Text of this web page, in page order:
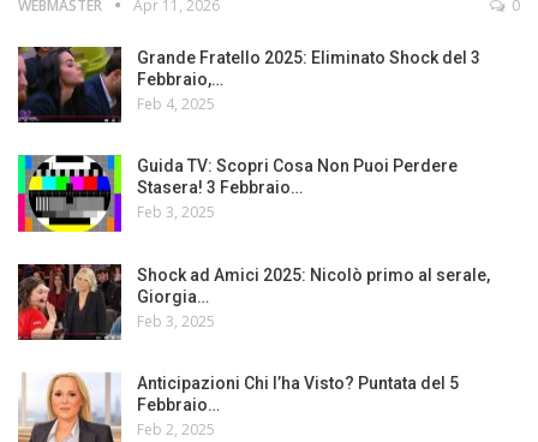
WEBMASTER Apr 11, 2026 0
Grande Fratello 2025: Eliminato Shock del 3
Febbraio,…
Feb 4, 2025
Guida TV: Scopri Cosa Non Puoi Perdere
Stasera! 3 Febbraio…
Feb 3, 2025
Shock ad Amici 2025: Nicolò primo al serale,
Giorgia…
Feb 3, 2025
Anticipazioni Chi l’ha Visto? Puntata del 5
Febbraio…
Feb 2, 2025